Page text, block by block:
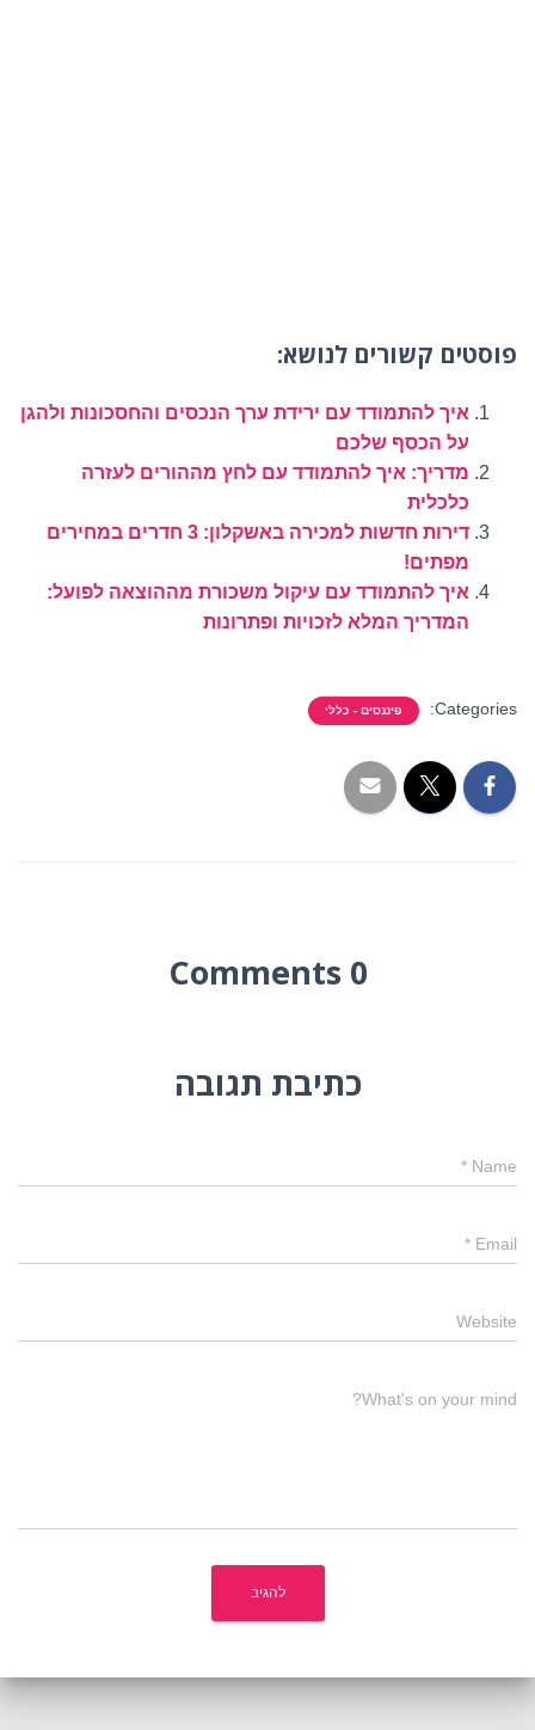
פוסטים קשורים לנושא:
איך להתמודד עם ירידת ערך הנכסים והחסכונות ולהגן
על הכסף שלכם
מדריך: איך להתמודד עם לחץ מההורים לעזרה
כלכלית
דירות חדשות למכירה באשקלון: 3 חדרים במחירים
מפתים!
איך להתמודד עם עיקול משכורת מההוצאה לפועל:
המדריך המלא לזכויות ופתרונות
Categories: פיננסים - כללי
0 Comments
כתיבת תגובה
Name
*
Email
*
Website
What's on your mind?